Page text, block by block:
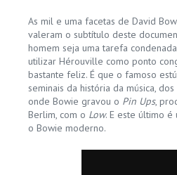
As mil e uma facetas de David
valeram o subtítulo deste
homem seja uma tarefa
utilizar Hérouville como ponto
bastante feliz. É que o famoso
seminais da história da música,
onde Bowie gravou o Pin Ups,
Berlim, com o Low. E este último é
o Bowie moderno.